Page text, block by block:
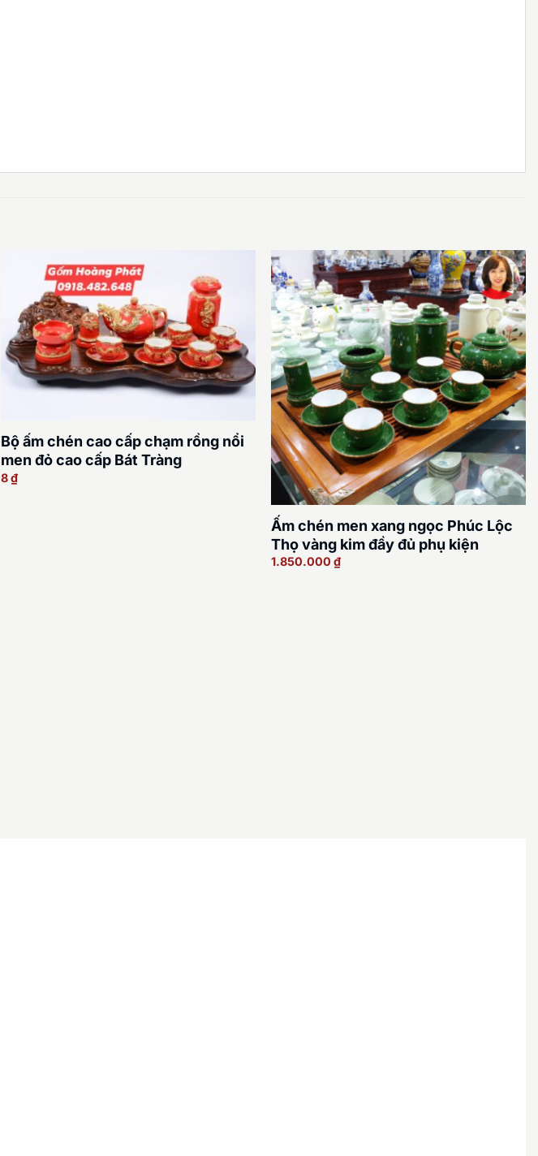
Bộ ấm chén cao cấp chạm rồng nổi
men đỏ cao cấp Bát Tràng
8₫
Ấm chén men xang ngọc Phúc Lộc
Thọ vàng kim đầy đủ phụ kiện
1.850.000₫